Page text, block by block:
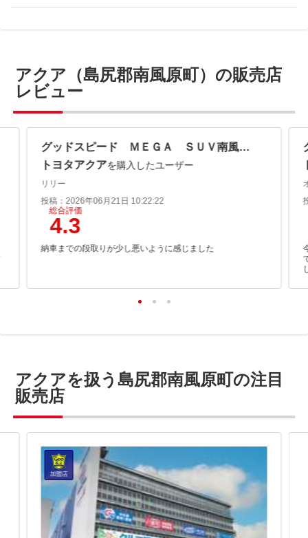
アクア（島尻郡南風原町）の販売店
レビュー
グッドスピード ＭＥＧＡ ＳＵＶ南風原店
トヨタアクアを購入したユーザー
リリー
投稿：2026年06月21日 10:22:22
総合評価
4.3
納車までの段取りが少し悪いように感じました
アクアを扱う島尻郡南風原町の注目
販売店